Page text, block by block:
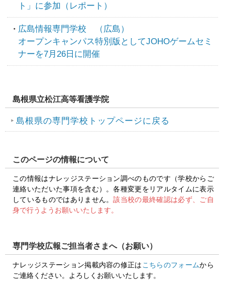
ト」に参加（レポート）
広島情報専門学校 （広島）
オープンキャンパス特別版としてJOHOゲームセミ
ナーを7月26日に開催
島根県立松江高等看護学院
島根県の専門学校トップページに戻る
このページの情報について
この情報はナレッジステーション調べのものです（学校からご
連絡いただいた事項を含む）。各種変更をリアルタイムに表示
しているものではありません。該当校の最終確認は必ず、ご自
身で行うようお願いいたします。
専門学校広報ご担当者さまへ（お願い）
ナレッジステーション掲載内容の修正は こちらのフォームから
ご連絡ください。よろしくお願いいたします。